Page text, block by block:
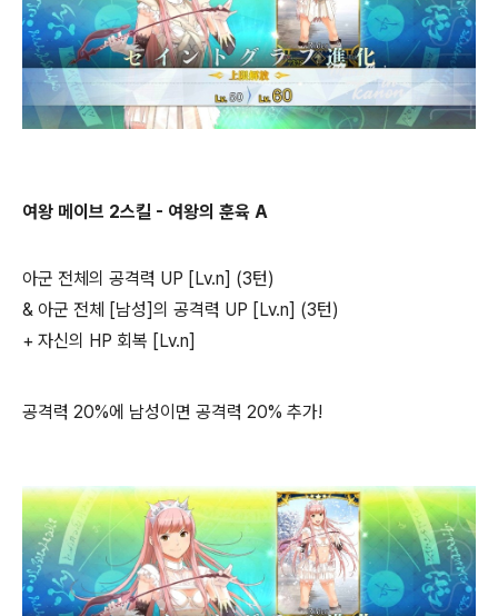
여왕 메이브 2스킬 - 여왕의 훈육 A
아군 전체의 공격력 UP [Lv.n] (3턴)
& 아군 전체 [남성]의 공격력 UP [Lv.n] (3턴)
+ 자신의 HP 회복 [Lv.n]
공격력 20%에 남성이면 공격력 20% 추가!